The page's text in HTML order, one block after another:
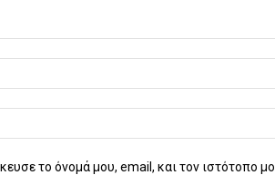
το όνομά μου, email, και τον ιστότοπο